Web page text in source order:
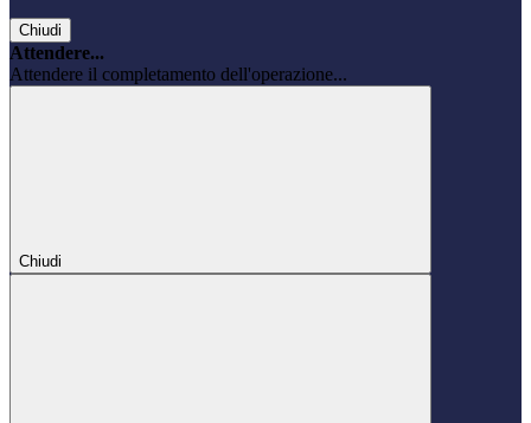
Chiudi
Attendere...
Attendere il completamento dell'operazione...
Chiudi